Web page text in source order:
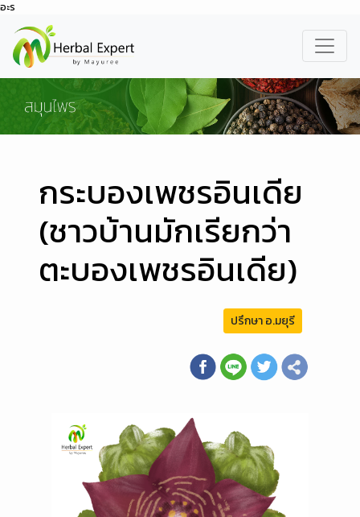
อะร
กระบองเพชรอินเดีย
(ชาวบ้านมักเรียกว่า
ตะบองเพชรอินเดีย)
ปรึกษา อ.มยุรี